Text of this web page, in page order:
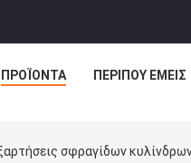
ΠΡΟΪΌΝΤΑ ΠΕΡΊΠΟΥ ΕΜΕΊΣ
σφραγίδων